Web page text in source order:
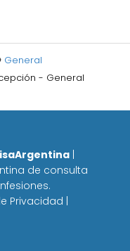
General
- General
de consulta
Privacidad